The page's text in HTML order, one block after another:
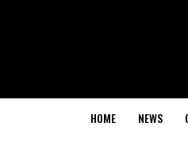
HOME NEWS